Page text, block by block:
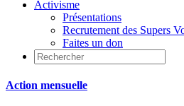
Activisme
Présentations
Recrutement des Supers
Faites un don
Action mensuelle